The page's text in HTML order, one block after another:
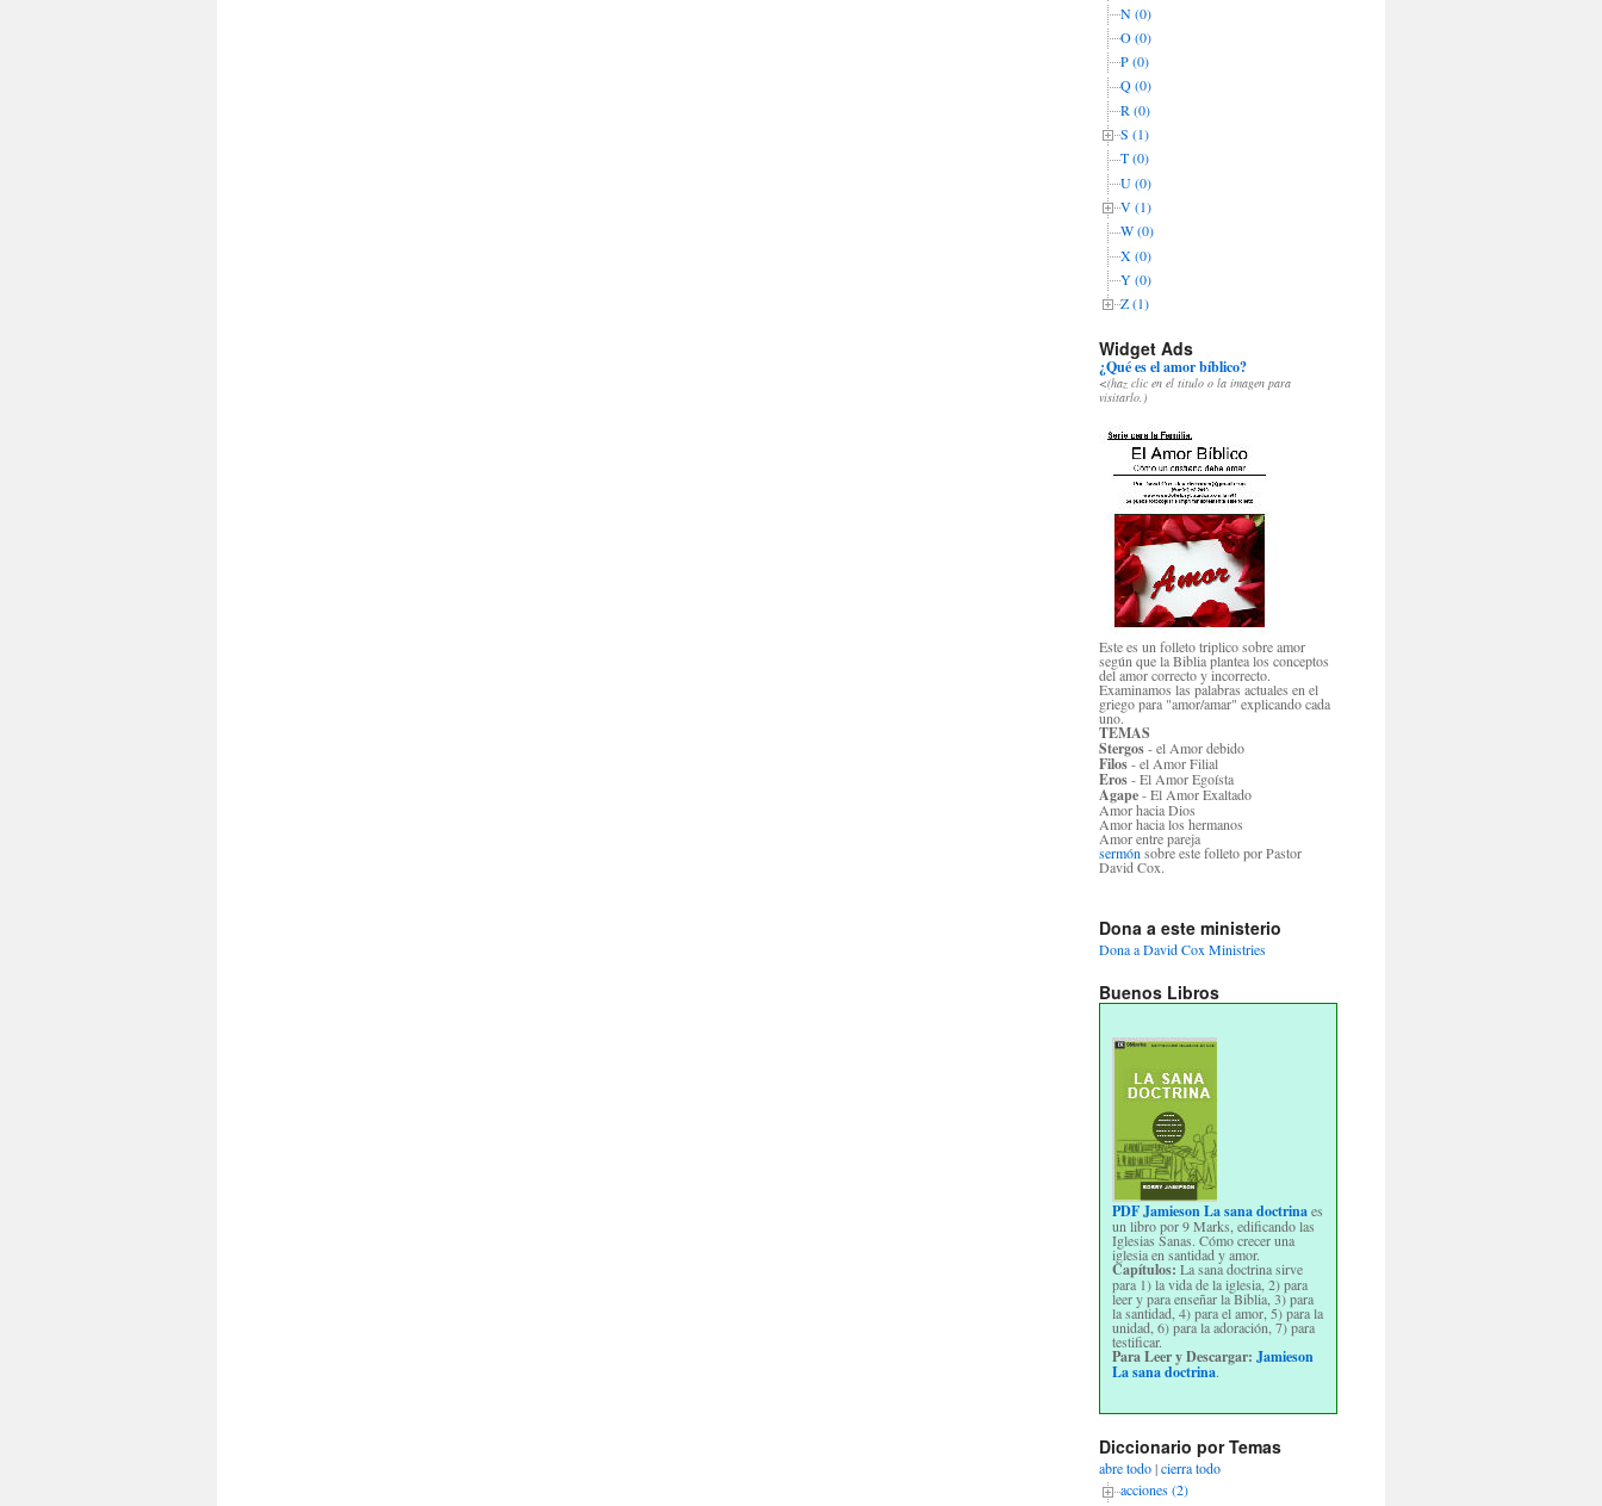
N (0)
O (0)
P (0)
Q (0)
R (0)
S (1)
T (0)
U (0)
V (1)
W (0)
X (0)
Y (0)
Z (1)
Widget Ads
¿Qué es el amor bíblico?
<(haz clic en el título o la imagen para
visitarlo.)
Este es un folleto triplico sobre amor
según que la Biblia plantea los conceptos
del amor correcto y incorrecto.
Examinamos las palabras actuales en el
griego para "amor/amar" explicando cada
uno.
TEMAS
Stergos- el Amor debido
Filos- el Amor Filial
Eros- El Amor Egoísta
Agape- El Amor Exaltado
Amor hacia Dios
Amor hacia los hermanos
Amor entre pareja
sermónsobre este folleto por Pastor
David Cox.
Dona a este ministerio
Dona a David Cox Ministries
Buenos Libros
PDF Jamieson La sana doctrinaes
un libro por 9 Marks, edificando las
Iglesias Sanas. Cómo crecer una
iglesia en santidad y amor.
Capítulos: La sana doctrina sirve
para 1) la vida de la iglesia, 2) para
leer y para enseñar la Biblia, 3) para
la santidad, 4) para el amor, 5) para la
unidad, 6) para la adoración, 7) para
testificar.
Para Leer y Descargar: Jamieson
La sana doctrina.
Diccionario por Temas
abre todo|cierra todo
acciones (2)